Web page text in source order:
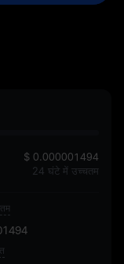
$ 0.000001494
24 घंटे में उच्चतम